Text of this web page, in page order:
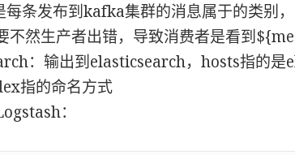
条发布到kafka集群的消息属于的类别
不然生产者出错，导致消费者是看到
：输出到elasticsearch，hosts指的是
指的命名方式
：